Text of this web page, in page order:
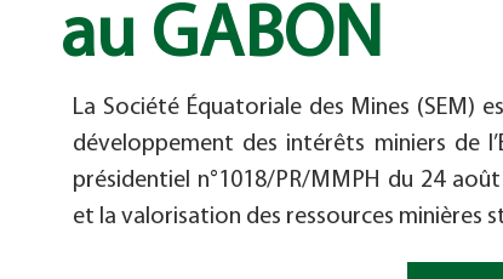
au GABON
La Société Équatoriale des Mines (SEM)
développement des intérêts miniers de
présidentiel n°1018/PR/MMPH du 24
et la valorisation des ressources minières